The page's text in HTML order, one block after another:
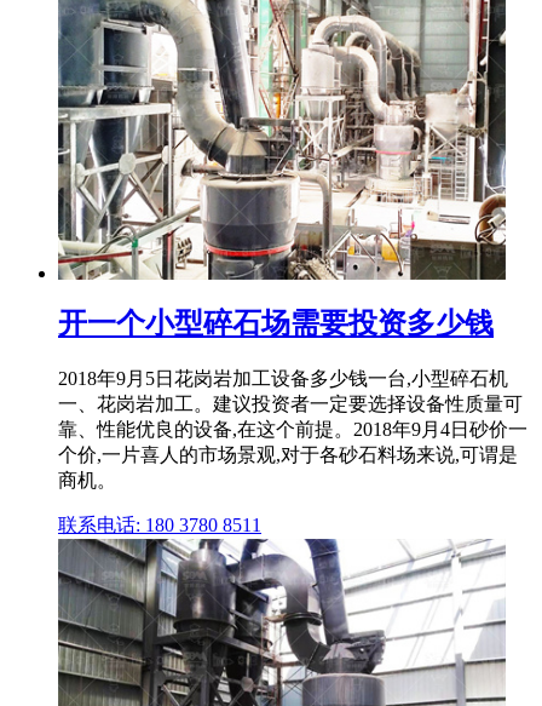
开一个小型碎石场需要投资多少钱
2018年9月5日花岗岩加工设备多少钱一台,小型碎石机
一、花岗岩加工。建议投资者一定要选择设备性质量可
靠、性能优良的设备,在这个前提。2018年9月4日砂价一
个价,一片喜人的市场景观,对于各砂石料场来说,可谓是
商机。
联系电话: 180 3780 8511